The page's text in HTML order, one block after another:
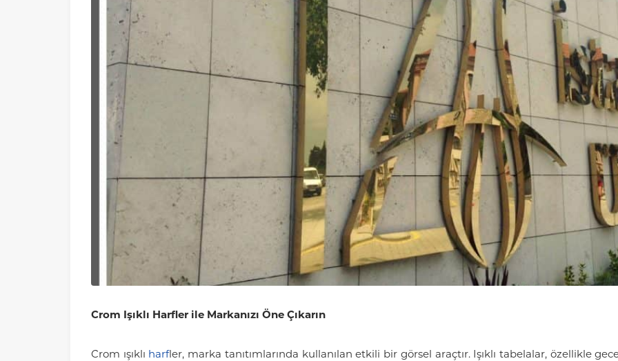
Crom Işıklı Harfler ile Markanızı Öne Çıkarın
Crom ışıklı harfler, marka tanıtımlarında kullanılan etkili bir görsel araçtır. Işıklı tabelalar, özellikle